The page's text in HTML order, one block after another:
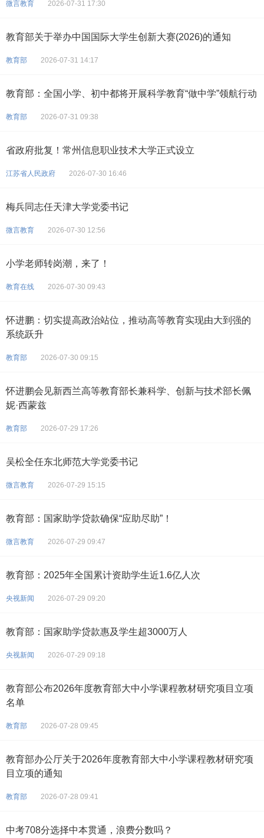
微言教育 2026-07-31 17:30
教育部关于举办中国国际大学生创新大赛(2026)的通知
教育部 2026-07-31 14:17
教育部：全国小学、初中都将开展科学教育“做中学”领航行动
教育部 2026-07-31 09:38
省政府批复！常州信息职业技术大学正式设立
江苏省人民政府 2026-07-30 16:46
梅兵同志任天津大学党委书记
微言教育 2026-07-30 12:56
小学老师转岗潮，来了！
教育在线 2026-07-30 09:43
怀进鹏：切实提高政治站位，推动高等教育实现由大到强的
系统跃升
教育部 2026-07-30 09:15
怀进鹏会见新西兰高等教育部长兼科学、创新与技术部长佩
妮·西蒙兹
教育部 2026-07-29 17:26
吴松全任东北师范大学党委书记
微言教育 2026-07-29 15:15
教育部：国家助学贷款确保“应助尽助”！
微言教育 2026-07-29 09:47
教育部：2025年全国累计资助学生近1.6亿人次
央视新闻 2026-07-29 09:20
教育部：国家助学贷款惠及学生超3000万人
央视新闻 2026-07-29 09:18
教育部公布2026年度教育部大中小学课程教材研究项目立项
名单
教育部 2026-07-28 09:45
教育部办公厅关于2026年度教育部大中小学课程教材研究项
目立项的通知
教育部 2026-07-28 09:41
中考708分选择中本贯通，浪费分数吗？